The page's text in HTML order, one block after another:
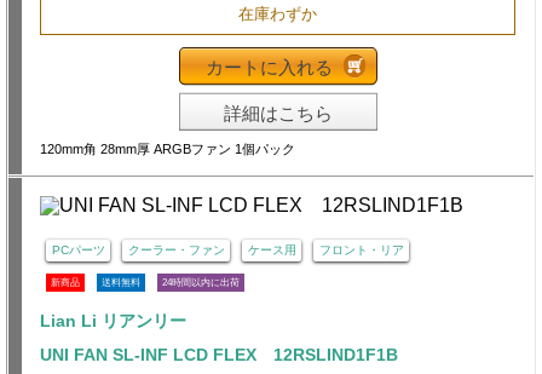
在庫わずか
カートに入れる
詳細はこちら
120mm角 28mm厚 ARGBファン 1個パック
PCパーツ クーラー・ファン ケース用 フロント・リア
新商品 送料無料 24時間以内に出荷
Lian Li リアンリー
UNI FAN SL-INF LCD FLEX 12RSLIND1F1B